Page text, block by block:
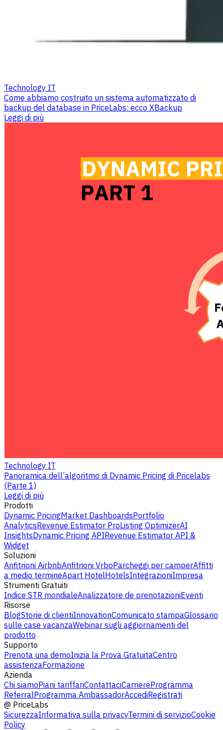
Technology IT
Come abbiamo costruito un sistema automatizzato di
backup del database in PriceLabs: ecco XBackup
Leggi di più
Technology IT
Panoramica dell’algoritmo di Dynamic Pricing di Pricelabs
(Parte 1)
Leggi di più
Prodotti
Dynamic PricingMarket DashboardsPortfolio
AnalyticsRevenue Estimator ProListing OptimizerAI
InsightsDynamic Pricing APIRevenue Estimator API &
Widget
Soluzioni
Anfitrioni AirbnbAnfitrioni VrboParcheggi per camperAffitti
a medio termineApart HotelHotelsIntegrazioniImpresa
Strumenti Gratuiti
Indice STR mondialeAnalizzatore de prenotazioniEventi
Risorse
BlogStorie di clientiInnovationComunicato stampaGlossario
sulle case vacanzaWebinar sugli aggiornamenti del
prodotto
Supporto
Prenota una demoInizia la Prova GratuitaCentro
assistenzaFormazione
Azienda
Chi siamoPiani tariffariContattaciCarriereProgramma
ReferralProgramma AmbassadorAccediRegistrati
@ PriceLabs
SicurezzaInformativa sulla privacyTermini di servizioCookie
Policy